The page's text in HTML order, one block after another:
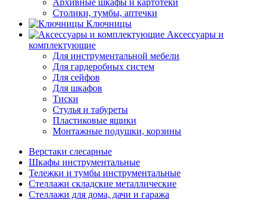
Архивные шкафы и картотеки
Столики, тумбы, аптечки
Ключницы
Аксессуары и
комплектующие
Для инструментальной мебели
Для гардеробных систем
Для сейфов
Для шкафов
Тиски
Стулья и табуреты
Пластиковые ящики
Монтажные подушки, корзины
Верстаки слесарные
Шкафы инструментальные
Тележки и тумбы инструментальные
Стеллажи складские металлические
Стеллажи для дома, дачи и гаража